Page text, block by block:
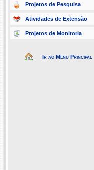
Projetos de Pesquisa
Atividades de Extensão
Projetos de Monitoria
Ir ao Menu Principal